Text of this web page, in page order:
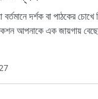
দর্শক বা পাঠকের
এক জায়গায় বেছে-